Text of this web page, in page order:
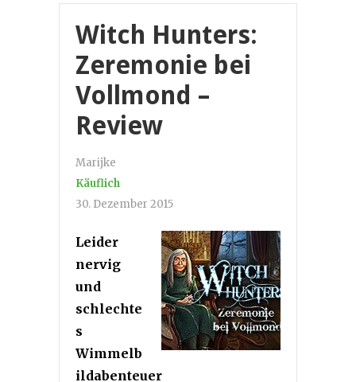
Witch Hunters:
Zeremonie bei
Vollmond –
Review
Marijke
Käuflich
30. Dezember 2015
Leider
nervig
und
schlechte
s
Wimmelb
ildabenteuer